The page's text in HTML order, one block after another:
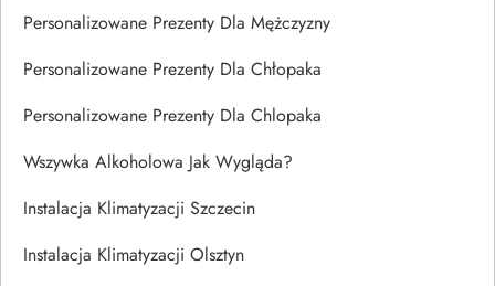
Personalizowane Prezenty Dla Mężczyzny
Personalizowane Prezenty Dla Chłopaka
Personalizowane Prezenty Dla Chlopaka
Wszywka Alkoholowa Jak Wygląda?
Instalacja Klimatyzacji Szczecin
Instalacja Klimatyzacji Olsztyn